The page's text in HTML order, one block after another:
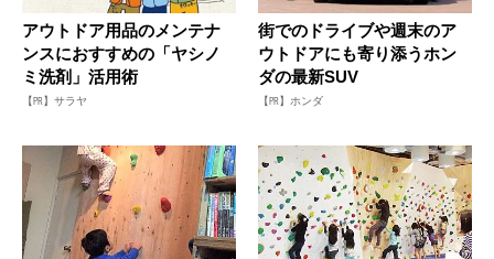
アウトドア用品のメンテナ
ンスにおすすめの「ヤシノ
ミ洗剤」活用術
【PR】サラヤ
街でのドライブや週末のア
ウトドアにも寄り添うホン
ダの最新SUV
【PR】ホンダ